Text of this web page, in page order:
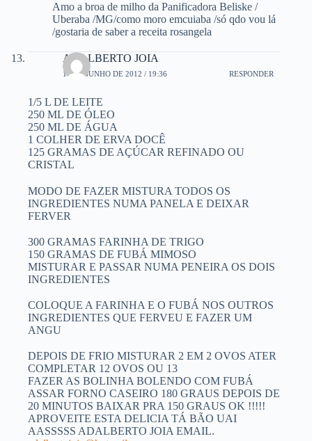
Amo a broa de milho da Panificadora Beliske /
Uberaba /MG/como moro emcuiaba /só qdo vou lá
/gostaria de saber a receita rosangela
ADALBERTO JOIA
16 DE JUNHO DE 2012 / 19:36 RESPONDER
1/5 L DE LEITE
250 ML DE ÓLEO
250 ML DE ÁGUA
1 COLHER DE ERVA DOCÊ
125 GRAMAS DE AÇÚCAR REFINADO OU
CRISTAL
MODO DE FAZER MISTURA TODOS OS
INGREDIENTES NUMA PANELA E DEIXAR
FERVER
300 GRAMAS FARINHA DE TRIGO
150 GRAMAS DE FUBÁ MIMOSO
MISTURAR E PASSAR NUMA PENEIRA OS DOIS
INGREDIENTES
COLOQUE A FARINHA E O FUBÁ NOS OUTROS
INGREDIENTES QUE FERVEU E FAZER UM
ANGU
DEPOIS DE FRIO MISTURAR 2 EM 2 OVOS ATER
COMPLETAR 12 OVOS OU 13
FAZER AS BOLINHA BOLENDO COM FUBÁ
ASSAR FORNO CASEIRO 180 GRAUS DEPOIS DE
20 MINUTOS BAIXAR PRA 150 GRAUS OK !!!!!
APROVEITE ESTA DELICIA TÁ BÃO UAI
AASSSSS ADALBERTO JOIA EMAIL.